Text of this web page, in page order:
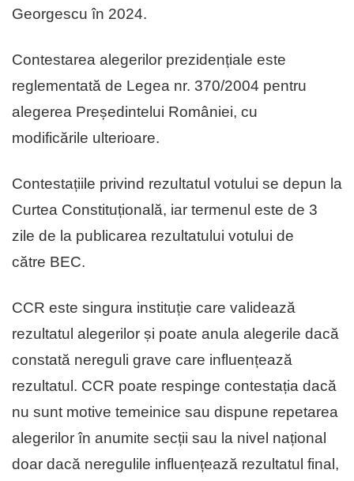
Georgescu în 2024.
Contestarea alegerilor prezidențiale este
reglementată de Legea nr. 370/2004 pentru
alegerea Președintelui României, cu
modificările ulterioare.
Contestațiile privind rezultatul votului se depun la
Curtea Constituțională, iar termenul este de 3
zile de la publicarea rezultatului votului de
către BEC.
CCR este singura instituție care validează
rezultatul alegerilor și poate anula alegerile dacă
constată nereguli grave care influențează
rezultatul. CCR poate respinge contestația dacă
nu sunt motive temeinice sau dispune repetarea
alegerilor în anumite secții sau la nivel național
doar dacă neregulile influențează rezultatul final,